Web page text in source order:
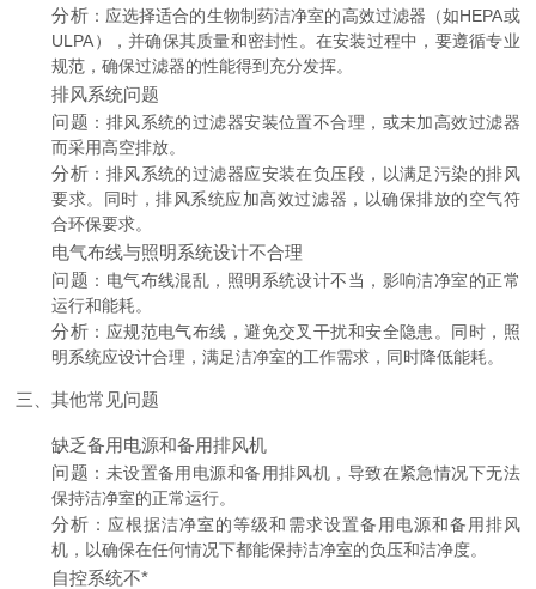
分析：应选择适合的生物制药洁净室的高效过滤器（如HEPA或
ULPA），并确保其质量和密封性。在安装过程中，要遵循专业
规范，确保过滤器的性能得到充分发挥。
排风系统问题
问题 ：排风系统的过滤器安装位置不合理，或未加高效过滤器
而采用高空排放。
分析 ：排风系统的过滤器应安装在负压段，以满足污染的排风
要求。同时，排风系统应加高效过滤器，以确保排放的空气符
合环保要求。
电气布线与照明系统设计不合理
问题 ：电气布线混乱，照明系统设计不当，影响洁净室的正常
运行和能耗。
分析 ：应规范电气布线，避免交叉干扰和安全隐患。同时，照
明系统应设计合理，满足洁净室的工作需求，同时降低能耗。
三、其他常见问题
缺乏备用电源和备用排风机
问题 ：未设置备用电源和备用排风机，导致在紧急情况下无法
保持洁净室的正常运行。
分析 ：应根据洁净室的等级和需求设置备用电源和备用排风
机，以确保在任何情况下都能保持洁净室的负压和洁净度。
自控系统不*